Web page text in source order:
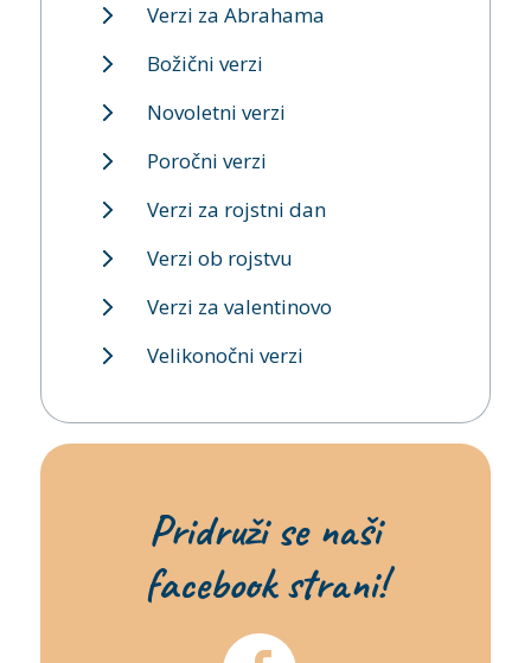
Verzi za Abrahama
Božični verzi
Novoletni verzi
Poročni verzi
Verzi za rojstni dan
Verzi ob rojstvu
Verzi za valentinovo
Velikonočni verzi
Pridruži se naši
facebook strani!